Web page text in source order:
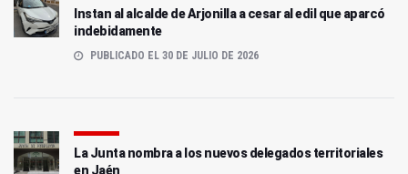
Instan al alcalde de Arjonilla a cesar al edil que aparcó
indebidamente
PUBLICADO EL 30 DE JULIO DE 2026
La Junta nombra a los nuevos delegados territoriales
en Jaén